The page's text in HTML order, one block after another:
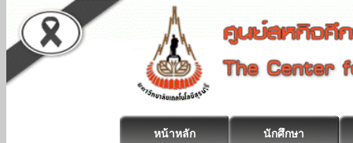
หน้าหลัก นักศึกษา